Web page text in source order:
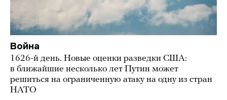
Война
1626-й день. Новые оценки разведки США:
в ближайшие несколько лет Путин может
решиться на ограниченную атаку на одну из стран
НАТО